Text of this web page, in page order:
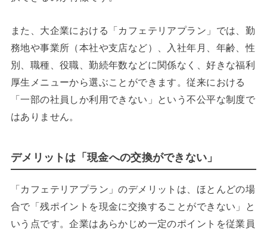
また、大企業における「カフェテリアプラン」では、勤
務地や事業所（本社や支店など）、入社年月、年齢、性
別、職種、役職、勤続年数などに関係なく、好きな福利
厚生メニューから選ぶことができます。従来における
「一部の社員しか利用できない」という不公平な制度で
はありません。
デメリットは「現金への交換ができない」
「カフェテリアプラン」のデメリットは、ほとんどの場
合で「残ポイントを現金に交換することができない」と
いう点です。企業はあらかじめ一定のポイントを従業員